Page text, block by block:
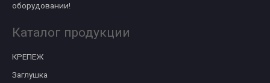
оборудовании!
Каталог продукции
КРЕПЕЖ
Заглушка